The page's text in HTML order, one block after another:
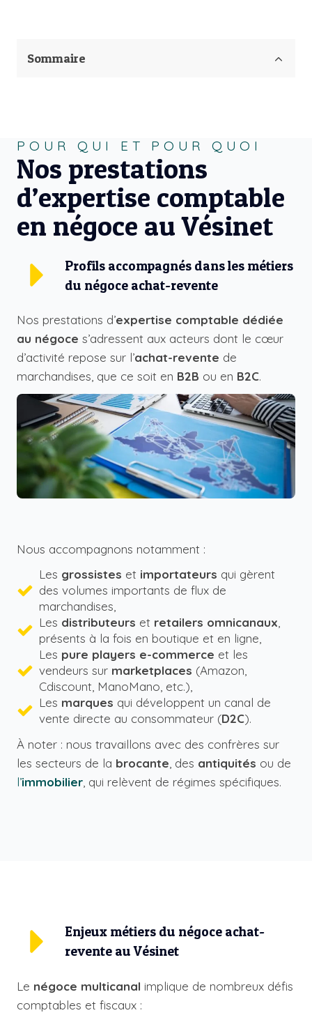
Sommaire
POUR QUI ET POUR QUOI
Nos prestations
d’expertise comptable
en négoce au Vésinet
Profils accompagnés dans les métiers
du négoce achat-revente
Nos prestations d’expertise comptable dédiée
au négoce s’adressent aux acteurs dont le cœur
d’activité repose sur l’achat-revente de
marchandises, que ce soit en B2B ou en B2C.
Nous accompagnons notamment :
Les grossistes et importateurs qui gèrent
des volumes importants de flux de
marchandises,
Les distributeurs et retailers omnicanaux,
présents à la fois en boutique et en ligne,
Les pure players e-commerce et les
vendeurs sur marketplaces (Amazon,
Cdiscount, ManoMano, etc.),
Les marques qui développent un canal de
vente directe au consommateur (D2C).
À noter : nous travaillons avec des confrères sur
les secteurs de la brocante , des antiquités ou de
l’immobilier , qui relèvent de régimes spécifiques.
Enjeux métiers du négoce achat-
revente au Vésinet
Le négoce multicanal implique de nombreux défis
comptables et fiscaux :